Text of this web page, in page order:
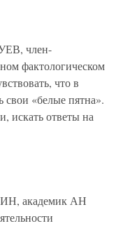
член-
фактологическом
что в
свои «белые пятна».
искать ответы на
академик АН